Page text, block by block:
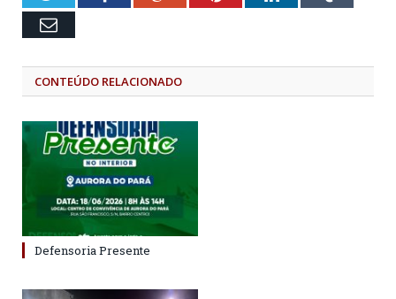
Email
CONTEÚDO RELACIONADO
Defensoria Presente